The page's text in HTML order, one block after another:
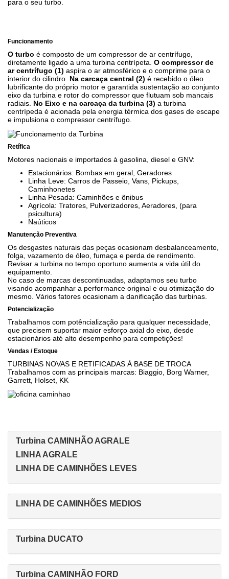
para o seu turbo.
Funcionamento
O turbo é composto de um compressor de ar centrífugo,
diretamente ligado a uma turbina centrípeta. O compressor de
ar centrífugo (1) aspira o ar atmosférico e o comprime para o
interior do cilindro. Na carcaça central (2) é recebido o óleo
lubrificante do próprio motor e garantida sustentação ao conjunto
eixo da turbina e rotor do compressor que flutuam sob mancais
radiais. No Eixo e na carcaça da turbina (3) a turbina
centrípeda é acionada pela energia térmica dos gases de escape
e impulsiona o compressor centrífugo.
Retífica
Motores nacionais e importados à gasolina, diesel e GNV:
Estacionários: Bombas em geral, Geradores
Linha Leve: Carros de Passeio, Vans, Pickups,
Caminhonetes
Linha Pesada: Caminhões e ônibus
Agrícola: Tratores, Pulverizadores, Aeradores, (para
psicultura)
Naúticos
Manutenção Preventiva
Os desgastes naturais das peças ocasionam desbalanceamento,
folga, vazamento de óleo, fumaça e perda de rendimento.
Revisar a turbina no tempo oportuno aumenta a vida útil do
equipamento.
No caso de marcas descontinuadas, adaptamos seu turbo
visando acompanhar a performance original e ou otimização do
mesmo. Vários fatores ocasionam a danificação das turbinas.
Potencialização
Trabalhamos com potêncialização para qualquer necessidade,
que precisem suportar maior esforço axial do eixo, desde
estacionários até alto desempenho para competições!
Vendas / Estoque
TURBINAS NOVAS E RETIFICADAS À BASE DE TROCA
Trabalhamos com as principais marcas: Biaggio, Borg Warner,
Garrett, Holset, KK
Turbina CAMINHÃO AGRALE
LINHA AGRALE
LINHA DE CAMINHÕES LEVES
LINHA DE CAMINHÕES MEDIOS
Turbina DUCATO
Turbina CAMINHÃO FORD